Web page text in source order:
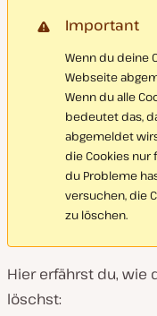
Important
Wenn du deine
Webseite
Wenn du alle
bedeutet das,
abgemeldet
die Cookies nur
du Probleme
versuchen, die
zu löschen.
Hier erfährst du, wie
löschst: